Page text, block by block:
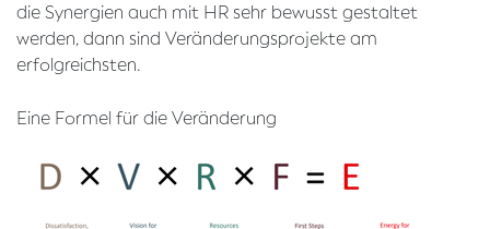
die Synergien auch mit HR sehr bewusst gestaltet
werden, dann sind Veränderungsprojekte am
erfolgreichsten.
Eine Formel für die Veränderung